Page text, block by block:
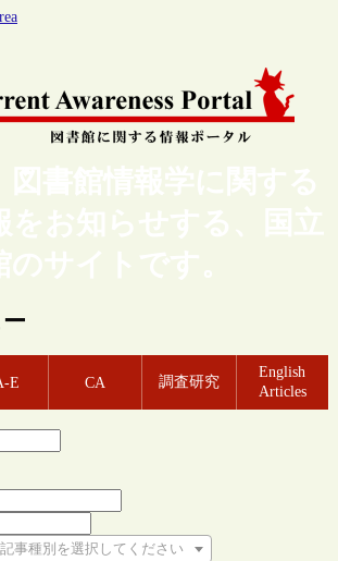
図書館情報学に関する
をお知らせする、国立
のサイトです。
E CA 調査研究
English
Articles
事種別を選択してください